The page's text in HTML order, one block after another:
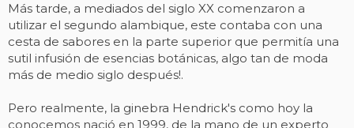
Más tarde, a mediados del siglo XX comenzaron a
utilizar el segundo alambique, este contaba con una
cesta de sabores en la parte superior que permitía una
sutil infusión de esencias botánicas, algo tan de moda
más de medio siglo después!.
Pero realmente, la ginebra Hendrick's como hoy la
conocemos nació en 1999, de la mano de un experto